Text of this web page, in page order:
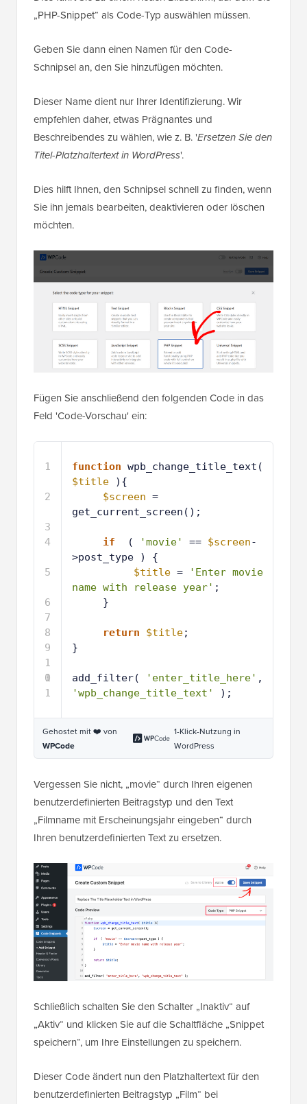
„PHP-Snippet“ als Code-Typ auswählen müssen.
Geben Sie dann einen Namen für den Code-
Schnipsel an, den Sie hinzufügen möchten.
Dieser Name dient nur Ihrer Identifizierung. Wir
empfehlen daher, etwas Prägnantes und
Beschreibendes zu wählen, wie z. B. 'Ersetzen Sie den
Titel-Platzhaltertext in WordPress'.
Dies hilft Ihnen, den Schnipsel schnell zu finden, wenn
Sie ihn jemals bearbeiten, deaktivieren oder löschen
möchten.
Fügen Sie anschließend den folgenden Code in das
Feld 'Code-Vorschau' ein:
1
2
3
4
5
6
7
8
9
1
0
1
1
function
$title
){
$screen =
get_current_screen();
if ( 'movie' == $screen-
>post_type ) {
$title =
'Enter movie
name with release year' ;
}
return $title;
}
add_filter( 'enter_title_here'
'wpb_change_title_text'
);
Gehostet mit ❤️ von
WPCode
1-Klick-Nutzung in
WordPress
Vergessen Sie nicht, „movie“ durch Ihren eigenen
benutzerdefinierten Beitragstyp und den Text
„Filmname mit Erscheinungsjahr eingeben“ durch
Ihren benutzerdefinierten Text zu ersetzen.
Schließlich schalten Sie den Schalter „Inaktiv“ auf
„Aktiv“ und klicken Sie auf die Schaltfläche „Snippet
speichern“, um Ihre Einstellungen zu speichern.
Dieser Code ändert nun den Platzhaltertext für den
benutzerdefinierten Beitragstyp „Film“ bei